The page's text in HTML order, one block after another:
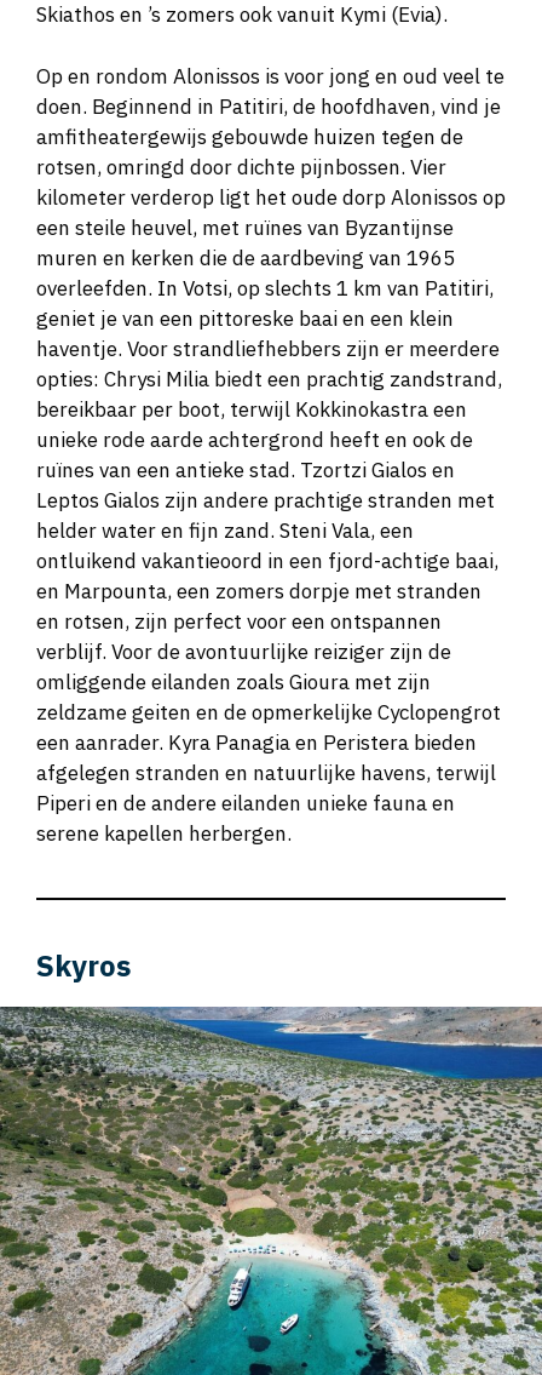
Skiathos en ’s zomers ook vanuit Kymi (Evia).
Op en rondom Alonissos is voor jong en oud veel te
doen. Beginnend in Patitiri, de hoofdhaven, vind je
amfitheatergewijs gebouwde huizen tegen de
rotsen, omringd door dichte pijnbossen. Vier
kilometer verderop ligt het oude dorp Alonissos op
een steile heuvel, met ruïnes van Byzantijnse
muren en kerken die de aardbeving van 1965
overleefden. In Votsi, op slechts 1 km van Patitiri,
geniet je van een pittoreske baai en een klein
haventje. Voor strandliefhebbers zijn er meerdere
opties: Chrysi Milia biedt een prachtig zandstrand,
bereikbaar per boot, terwijl Kokkinokastra een
unieke rode aarde achtergrond heeft en ook de
ruïnes van een antieke stad. Tzortzi Gialos en
Leptos Gialos zijn andere prachtige stranden met
helder water en fijn zand. Steni Vala, een
ontluikend vakantieoord in een fjord-achtige baai,
en Marpounta, een zomers dorpje met stranden
en rotsen, zijn perfect voor een ontspannen
verblijf. Voor de avontuurlijke reiziger zijn de
omliggende eilanden zoals Gioura met zijn
zeldzame geiten en de opmerkelijke Cyclopengrot
een aanrader. Kyra Panagia en Peristera bieden
afgelegen stranden en natuurlijke havens, terwijl
Piperi en de andere eilanden unieke fauna en
serene kapellen herbergen.
Skyros